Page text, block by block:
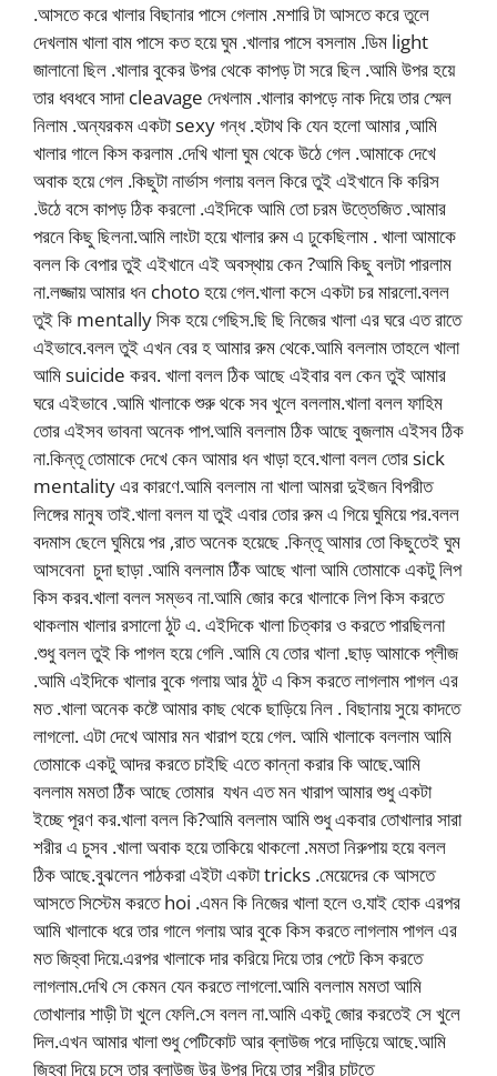
.আসতে করে খালার বিছানার পাসে গেলাম .মশারি টা আসতে করে তুলে
দেখলাম খালা বাম পাসে কত হয়ে ঘুম .খালার পাসে বসলাম .ডিম light
জালানো ছিল .খালার বুকের উপর থেকে কাপড় টা সরে ছিল .আমি উপর হয়ে
তার ধবধবে সাদা cleavage দেখলাম .খালার কাপড়ে নাক দিয়ে তার স্মেল
নিলাম .অন্যরকম একটা sexy গন্ধ .হটাথ কি যেন হলো আমার ,আমি
খালার গালে কিস করলাম .দেখি খালা ঘুম থেকে উঠে গেল .আমাকে দেখে
অবাক হয়ে গেল .কিছুটা নার্ভাস গলায় বলল কিরে তুই এইখানে কি করিস
.উঠে বসে কাপড় ঠিক করলো .এইদিকে আমি তো চরম উত্তেজিত .আমার
পরনে কিছু ছিলনা.আমি লাংটা হয়ে খালার রুম এ ঢুকেছিলাম . খালা আমাকে
বলল কি বেপার তুই এইখানে এই অবস্থায় কেন ?আমি কিছু বলটা পারলাম
না.লজ্জায় আমার ধন choto হয়ে গেল.খালা কসে একটা চর মারলো.বলল
তুই কি mentally সিক হয়ে গেছিস.ছি ছি নিজের খালা এর ঘরে এত রাতে
এইভাবে.বলল তুই এখন বের হ আমার রুম থেকে.আমি বললাম তাহলে খালা
আমি suicide করব. খালা বলল ঠিক আছে এইবার বল কেন তুই আমার
ঘরে এইভাবে .আমি খালাকে শুরু থকে সব খুলে বললাম.খালা বলল ফাহিম
তোর এইসব ভাবনা অনেক পাপ.আমি বললাম ঠিক আছে বুজলাম এইসব ঠিক
না.কিন্তূ তোমাকে দেখে কেন আমার ধন খাড়া হবে.খালা বলল তোর sick
mentality এর কারণে.আমি বললাম না খালা আমরা দুইজন বিপরীত
লিঙ্গের মানুষ তাই.খালা বলল যা তুই এবার তোর রুম এ গিয়ে ঘুমিয়ে পর.বলল
বদমাস ছেলে ঘুমিয়ে পর ,রাত অনেক হয়েছে .কিন্তূ আমার তো কিছুতেই ঘুম
আসবেনা চুদা ছাড়া .আমি বললাম ঠিঁক আছে খালা আমি তোমাকে একটু লিপ
কিস করব.খালা বলল সম্ভব না.আমি জোর করে খালাকে লিপ কিস করতে
থাকলাম খালার রসালো ঠুট এ. এইদিকে খালা চিত্কার ও করতে পারছিলনা
.শুধু বলল তুই কি পাগল হয়ে গেলি .আমি যে তোর খালা .ছাড় আমাকে প্লীজ
.আমি এইদিকে খালার বুকে গলায় আর ঠুট এ কিস করতে লাগলাম পাগল এর
মত .খালা অনেক কষ্টে আমার কাছ থেকে ছাড়িয়ে নিল . বিছানায় সুয়ে কাদতে
লাগলো. এটা দেখে আমার মন খারাপ হয়ে গেল. আমি খালাকে বললাম আমি
তোমাকে একটু আদর করতে চাইছি এতে কান্না করার কি আছে.আমি
বললাম মমতা ঠিঁক আছে তোমার যখন এত মন খারাপ আমার শুধু একটা
ইচ্ছে পূরণ কর.খালা বলল কি?আমি বললাম আমি শুধু একবার তোখালার সারা
শরীর এ চুসব .খালা অবাক হয়ে তাকিয়ে থাকলো .মমতা নিরুপায় হয়ে বলল
ঠিক আছে.বুঝলেন পাঠকরা এইটা একটা tricks .মেয়েদের কে আসতে
আসতে সিস্টেম করতে hoi .এমন কি নিজের খালা হলে ও.যাই হোক এরপর
আমি খালাকে ধরে তার গালে গলায় আর বুকে কিস করতে লাগলাম পাগল এর
মত জিহ্বা দিয়ে.এরপর খালাকে দার করিয়ে দিয়ে তার পেটে কিস করতে
লাগলাম.দেখি সে কেমন যেন করতে লাগলো.আমি বললাম মমতা আমি
তোখালার শাড়ী টা খুলে ফেলি.সে বলল না.আমি একটু জোর করতেই সে খুলে
দিল.এখন আমার খালা শুধু পেটিকোট আর ব্লাউজ পরে দাড়িয়ে আছে.আমি
জিহ্বা দিয়ে চুসে তার ব্লাউজ উর উপর দিয়ে তার শরীর চাটতে